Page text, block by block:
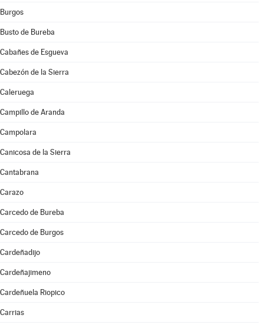
Burgos
Busto de Bureba
Cabañes de Esgueva
Cabezón de la Sierra
Caleruega
Campillo de Aranda
Campolara
Canicosa de la Sierra
Cantabrana
Carazo
Carcedo de Bureba
Carcedo de Burgos
Cardeñadijo
Cardeñajimeno
Cardeñuela Riopico
Carrias